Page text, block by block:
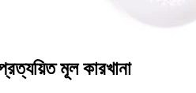
মূল কারখানা